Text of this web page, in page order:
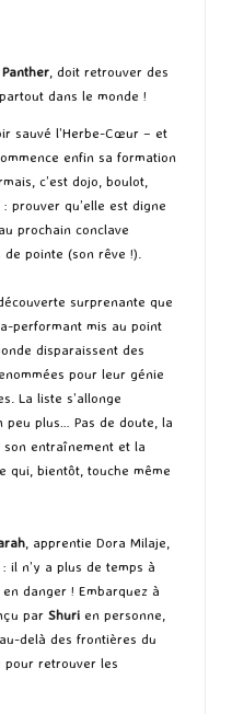
, doit retrouver des
dans le monde !
sauvé l’Herbe-Cœur – et
enfin sa formation
c’est dojo, boulot,
prouver qu’elle est digne
prochain conclave
pointe (son rêve !).
surprenante que
performant mis au point
disparaissent des
pour leur génie
La liste s’allonge
peu plus… Pas de doute, la
entraînement et la
qui, bientôt, touche même
, apprentie Dora Milaje,
il n’y a plus de temps à
danger ! Embarquez à
par Shuri en personne,
delà des frontières du
pour retrouver les